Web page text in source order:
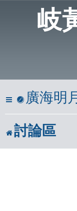
岐
廣海明月
討論區